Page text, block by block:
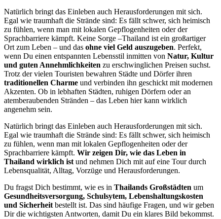
Natürlich bringt das Einleben auch Herausforderungen mit sich.
Egal wie traumhaft die Strände sind: Es fällt schwer, sich heimisch
zu fühlen, wenn man mit lokalen Gepflogenheiten oder der
Sprachbarriere kämpft. Keine Sorge –Thailand ist ein großartiger
Ort zum Leben – und das ohne viel Geld auszugeben. Perfekt,
wenn Du einen entspannten Lebensstil inmitten von Natur, Kultur
und guten Annehmlichkeiten zu erschwinglichen Preisen suchst.
Trotz der vielen Touristen bewahren Städte und Dörfer ihren
traditionellen Charme und verbinden ihn geschickt mit modernen
Akzenten. Ob in lebhaften Städten, ruhigen Dörfern oder an
atemberaubenden Stränden – das Leben hier kann wirklich
angenehm sein.
Natürlich bringt das Einleben auch Herausforderungen mit sich.
Egal wie traumhaft die Strände sind: Es fällt schwer, sich heimisch
zu fühlen, wenn man mit lokalen Gepflogenheiten oder der
Sprachbarriere kämpft. Wir zeigen Dir, wie das Leben in
Thailand wirklich istund nehmen Dich mit auf eine Tour durch
Lebensqualität, Alltag, Vorzüge und Herausforderungen.
Du fragst Dich bestimmt, wie es in Thailands Großstädten um
Gesundheitsversorgung, Schulsytem, Lebenshaltungskosten
und Sicherheitbestellt ist. Das sind häufige Fragen, und wir geben
Dir die wichtigsten Antworten, damit Du ein klares Bild bekommst.